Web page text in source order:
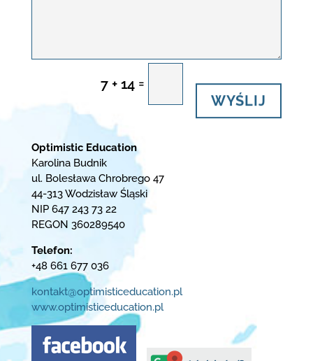
7 + 14 =
WYŚLIJ
Optimistic Education
Karolina Budnik
ul. Bolesława Chrobrego 47
44-313 Wodzisław Śląski
NIP 647 243 73 22
REGON 360289540
Telefon:
+48 661 677 036
kontakt@optimisticeducation.pl
www.optimisticeducation.pl